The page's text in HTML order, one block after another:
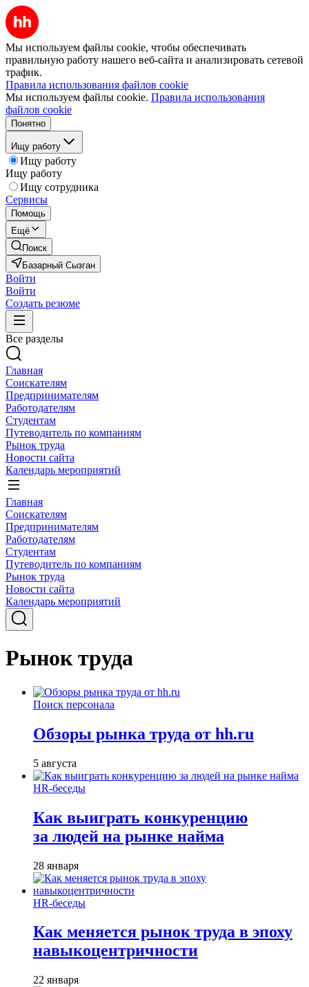
Мы используем файлы cookie, чтобы обеспечивать
правильную работу нашего веб-сайта и анализировать сетевой
трафик.
Правила использования файлов cookie
Мы используем файлы cookie. Правила использования
файлов cookie
Понятно
Ищу работу
Ищу работу
Ищу работу
Ищу сотрудника
Сервисы
Помощь
Ещё
Поиск
Базарный Сызган
Войти
Войти
Создать резюме
Все разделы
Главная
Соискателям
Предпринимателям
Работодателям
Студентам
Путеводитель по компаниям
Рынок труда
Новости сайта
Календарь мероприятий
Главная
Соискателям
Предпринимателям
Работодателям
Студентам
Путеводитель по компаниям
Рынок труда
Новости сайта
Календарь мероприятий
Рынок труда
Поиск персонала
Обзоры рынка труда от hh.ru
5 августа
HR-беседы
Как выиграть конкуренцию
за людей на рынке найма
28 января
HR-беседы
Как меняется рынок труда в эпоху
навыкоцентричности
22 января